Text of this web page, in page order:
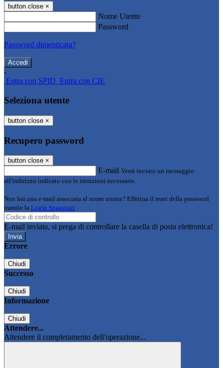
button close ×
Nome Utente
Password
Password dimenticata?
-
Entra con SPID Entra con CIE
Seleziona utente
button close ×
Recupero password
button close ×
E-mail Verrà inviato un messaggio
all'indirizzo indicato con le istruzioni necessarie.
Non hai una e-mail associata al nome utente? Effettua il reset della password
tramite la Login Spaggiari
E-mail inviata, si prega di controllare la casella di posta elettronica!
Errore
Chiudi
Successo
Chiudi
Informazione
Chiudi
Attendere...
Attendere il completamento dell'operazione...